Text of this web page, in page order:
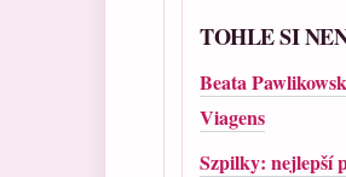
TOHLE SI
Beata
Viagens
Szpilky: nejlepší